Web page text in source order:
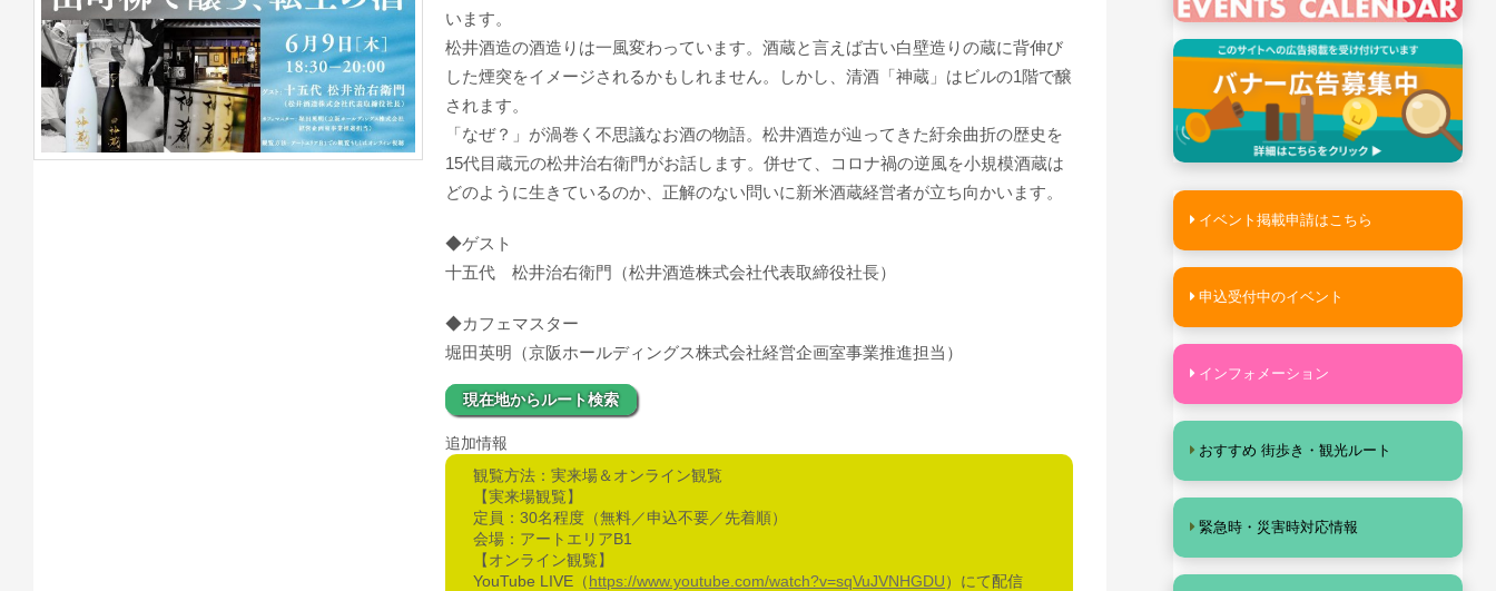
います。
松井酒造の酒造りは一風変わっています。酒蔵と言えば古い白壁造りの蔵に背伸び
した煙突をイメージされるかもしれません。しかし、清酒「神蔵」はビルの1階で醸
されます。
「なぜ？」が渦巻く不思議なお酒の物語。松井酒造が辿ってきた紆余曲折の歴史を
15代目蔵元の松井治右衛門がお話します。併せて、コロナ禍の逆風を小規模酒蔵は
どのように生きているのか、正解のない問いに新米酒蔵経営者が立ち向かいます。
◆ゲスト
十五代 松井治右衛門（松井酒造株式会社代表取締役社長）
◆カフェマスター
堀田英明（京阪ホールディングス株式会社経営企画室事業推進担当）
現在地からルート検索
追加情報
観覧方法：実来場＆オンライン観覧
【実来場観覧】
定員：30名程度（無料／申込不要／先着順）
会場：アートエリアB1
【オンライン観覧】
YouTube LIVE（https://www.youtube.com/watch?v=sqVuJVNHGDU）にて配信
イベント掲載申請はこちら
申込受付中のイベント
インフォメーション
おすすめ 街歩き・観光ルート
緊急時・災害時対応情報